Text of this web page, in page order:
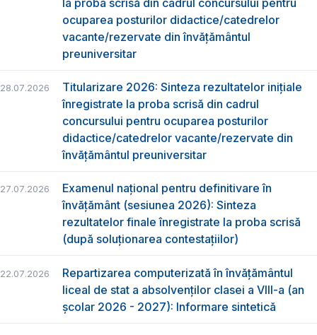
ocuparea posturilor didactice/catedrelor
vacante/rezervate din învăţământul
preuniversitar
28.07.2026
Titularizare 2026: Sinteza rezultatelor inițiale
înregistrate la proba scrisă din cadrul
concursului pentru ocuparea posturilor
didactice/catedrelor vacante/rezervate din
învăţământul preuniversitar
27.07.2026
Examenul național pentru definitivare în
învățământ (sesiunea 2026): Sinteza
rezultatelor finale înregistrate la proba scrisă
(după soluționarea contestațiilor)
22.07.2026
Repartizarea computerizată în învăţământul
liceal de stat a absolvenţilor clasei a VIII-a (an
școlar 2026 - 2027): Informare sintetică